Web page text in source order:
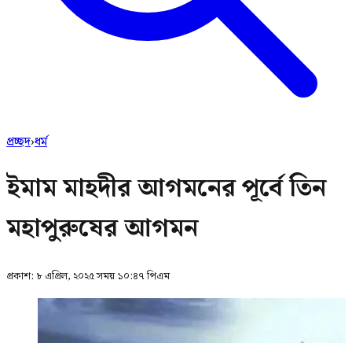
প্রচ্ছদ›ধর্ম
ইমাম মাহদীর আগমনের পূর্বে তিন
মহাপুরুষের আগমন
প্রকাশ: ৮ এপ্রিল, ২০২৫ সময় ১০:৪৭ পিএম